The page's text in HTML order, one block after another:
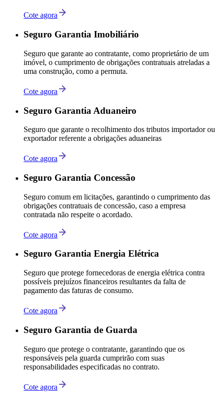
Cote agora
Seguro Garantia Imobiliário
Seguro que garante ao contratante, como proprietário de um
imóvel, o cumprimento de obrigações contratuais atreladas a
uma construção, como a permuta.
Cote agora
Seguro Garantia Aduaneiro
Seguro que garante o recolhimento dos tributos importador ou
exportador referente a obrigações aduaneiras
Cote agora
Seguro Garantia Concessão
Seguro comum em licitações, garantindo o cumprimento das
obrigações contratuais de concessão, caso a empresa
contratada não respeite o acordado.
Cote agora
Seguro Garantia Energia Elétrica
Seguro que protege fornecedoras de energia elétrica contra
possíveis prejuízos financeiros resultantes da falta de
pagamento das faturas de consumo.
Cote agora
Seguro Garantia de Guarda
Seguro que protege o contratante, garantindo que os
responsáveis pela guarda cumprirão com suas
responsabilidades especificadas no contrato.
Cote agora